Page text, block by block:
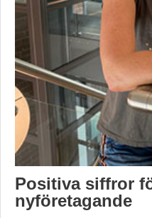
Positiva siffror
nyföretagande